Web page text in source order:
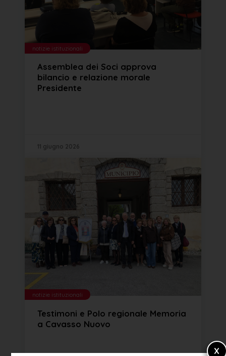
notizie istituzionali
Assemblea dei Soci approva
bilancio e relazione morale
Presidente
11 giugno 2026
notizie istituzionali
Testimoni e Polo regionale Memoria
a Cavasso Nuovo